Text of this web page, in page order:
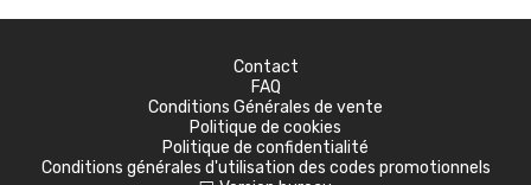
Contact
FAQ
Conditions Générales de vente
Politique de cookies
Politique de confidentialité
Conditions générales d'utilisation des codes promotionnels